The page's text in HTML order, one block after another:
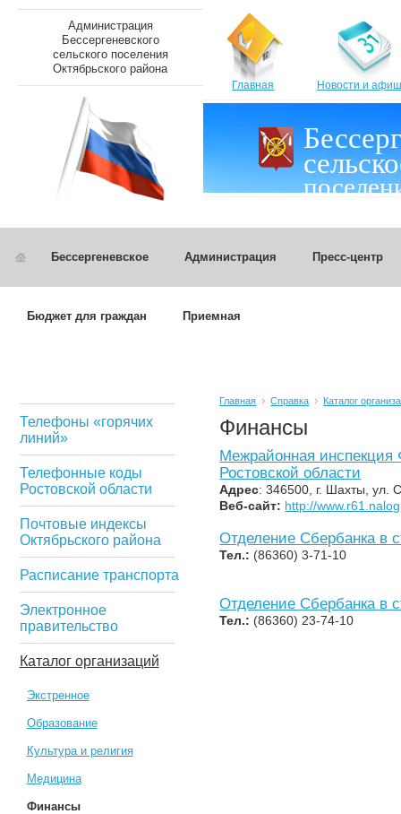
Администрация
Бессергеневского
сельского поселения
Октябрьского района
Главная Новости и
Бессергеневское Администрация Пресс-центр
Бюджет для граждан Приемная
Телефоны «горячих
линий»
Телефонные коды
Ростовской области
Почтовые индексы
Октябрьского района
Расписание транспорта
Электронное
правительство
Каталог организаций
Экстренное
Образование
Культура и религия
Медицина
Финансы
Главная Справка Каталог
Финансы
Межрайонная
Ростовской области
Адрес: 346500, г. Шахты, ул.
Веб-сайт: http://
Отделение Сбербанка в
Тел.: (86360) 3-71-10
Отделение Сбербанка в
Тел.: (86360) 23-74-10